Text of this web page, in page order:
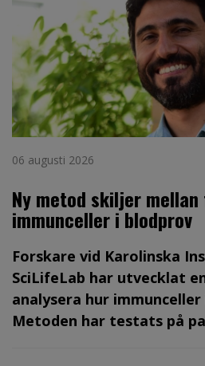
06 augusti 2026
Ny metod skiljer
immunceller i blodprov
Forskare vid Karolinska
SciLifeLab har utvecklat
analysera hur
Metoden har testats på